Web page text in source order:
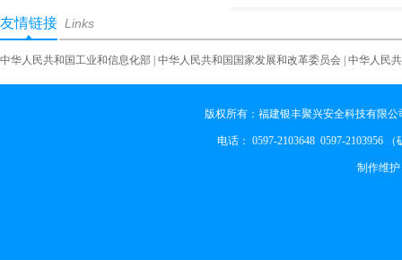
友情链接 Links
中华人民共和国工业和信息化部 中华人民共和国国家发展和改革委员会 中华人民
版权所有：福建银丰聚兴安全科技有限
电话： 0597-2103648 0597-2103956
制作维